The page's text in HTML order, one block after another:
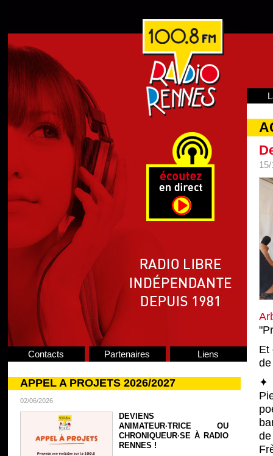
Contacts Partenaires Liens
APPEL A PROJETS 2026/2027
02/06/2026
DEVIENS
ANIMATEUR·TRICE OU
CHRONIQUEUR·SE À RADIO
RENNES !
Et
✦